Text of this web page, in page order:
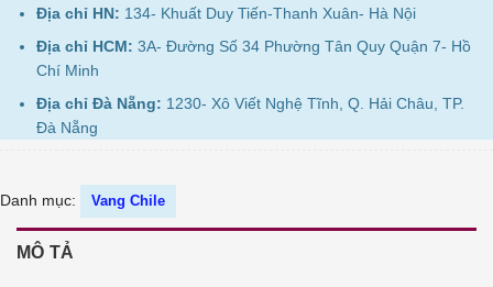
Địa chỉ HN: 134- Khuất Duy Tiến-Thanh Xuân- Hà Nội
Địa chỉ HCM: 3A- Đường Số 34 Phường Tân Quy Quận 7- Hồ
Chí Minh
Địa chỉ Đà Nẵng: 1230- Xô Viết Nghệ Tĩnh, Q. Hải Châu, TP.
Đà Nẵng
Danh mục: Vang Chile
MÔ TẢ